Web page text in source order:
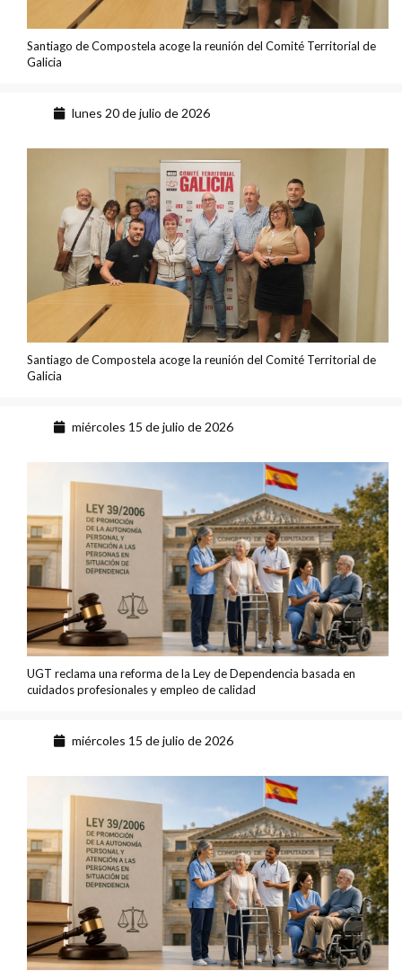
Santiago de Compostela acoge la reunión del Comité Territorial de
Galicia
lunes 20 de julio de 2026
Santiago de Compostela acoge la reunión del Comité Territorial de
Galicia
miércoles 15 de julio de 2026
UGT reclama una reforma de la Ley de Dependencia basada en
cuidados profesionales y empleo de calidad
miércoles 15 de julio de 2026